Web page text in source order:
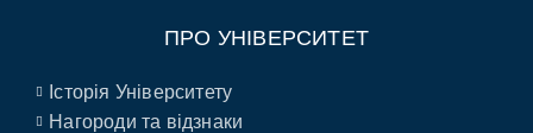
ПРО УНІВЕРСИТЕТ
Історія Університету
Нагороди та відзнаки